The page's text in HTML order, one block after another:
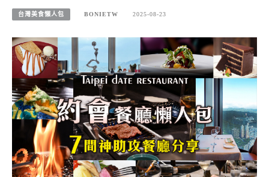
台灣美食懶人包 BONIETW 2025-08-23